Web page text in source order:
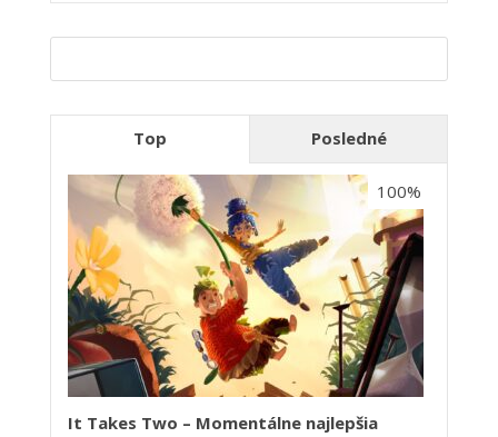
Top Posledné
It Takes Two – Momentálne najlepšia
100%